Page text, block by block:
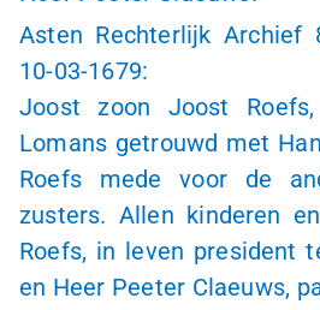
Asten Rechterlijk Archief
10-03-1679:
Joost zoon Joost
Lomans getrouwd met
Roefs mede voor de
zusters. Allen kinderen
Roefs, in leven president
en Heer Peeter Claeuws,